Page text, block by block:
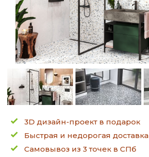
3D дизайн-проект в подарок
Быстрая и недорогая доставка
Самовывоз из 3 точек в СПб